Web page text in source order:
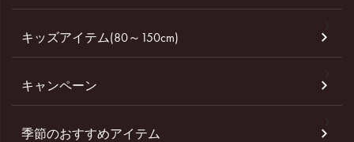
キッズアイテム(80～150cm)
キャンペーン
季節のおすすめアイテム